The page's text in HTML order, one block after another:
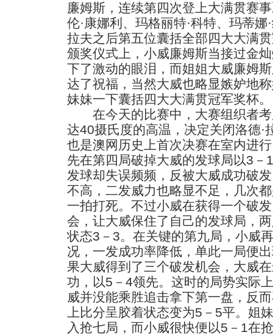
廉姆斯，连续第四次登上大满贯赛
伦·康娜利、玛格丽特·科特、玛蒂娜
拉夫之后第五位囊括全部四大大满
颁奖仪式上，小威廉姆斯当接过金
下了激动的眼泪，而姐姐大威廉姆
达了祝福，当然大威也略显嫉妒地
妹妹一下囊括四大大满贯冠军奖杯。
在今天的比赛中，大赛组织者考
达40摄氏度的高温，决定关闭洛德·
也是澳网历史上首次决赛在室内进
先在第四局破掉大威的发球局以3－
发球却失误频频，反被大威成功破
不高，二发威力也略显不足，几次
一拍打死。不过小威在获得一个破
会，让大威保住了自己的发球局，
状态3－3。在关键的第九局，小威
况，一发成功率降低，单此一局便
果大威得到了三个破发机会，大威
功，以5－4领先。这时的局势实际
威并没能乘胜追击拿下第一盘，反
上比分呈胶着状态变为5－5平。姐
入抢七局，而小威很快便以5－1在